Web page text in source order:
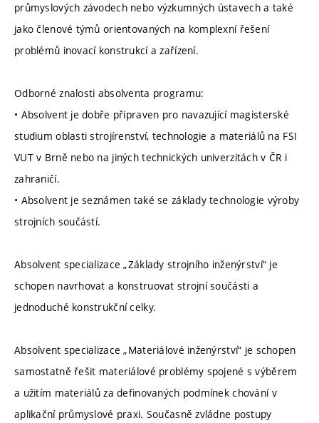
průmyslových závodech nebo výzkumných ústavech a také
jako členové týmů orientovaných na komplexní řešení
problémů inovací konstrukcí a zařízení.
Odborné znalosti absolventa programu:
• Absolvent je dobře připraven pro navazující magisterské
studium oblasti strojírenství, technologie a materiálů na FSI
VUT v Brně nebo na jiných technických univerzitách v ČR i
zahraničí.
• Absolvent je seznámen také se základy technologie výroby
strojních součástí.
Absolvent specializace „Základy strojního inženýrství“ je
schopen navrhovat a konstruovat strojní součásti a
jednoduché konstrukční celky.
Absolvent specializace „Materiálové inženýrství“ je schopen
samostatně řešit materiálové problémy spojené s výběrem
a užitím materiálů za definovaných podmínek chování v
aplikační průmyslové praxi. Současně zvládne postupy